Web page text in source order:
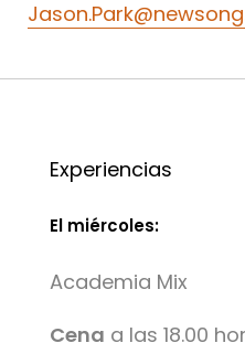
Experiencias
El miércoles:
Academia Mix
Cena a las 18.00